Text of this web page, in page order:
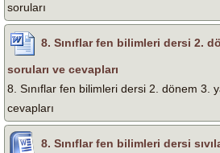
soruları
8. Sınıflar fen bilimleri dersi 2.
soruları ve cevapları
8. Sınıflar fen bilimleri dersi 2. dönem 3.
cevapları
8. Sınıflar fen bilimleri dersi